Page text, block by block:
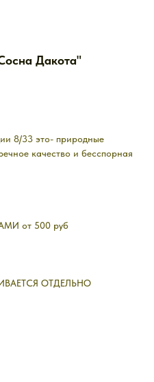
Дакота"
8/33 это- природные
качество и бесспорная
от 500 руб
ОТДЕЛЬНО